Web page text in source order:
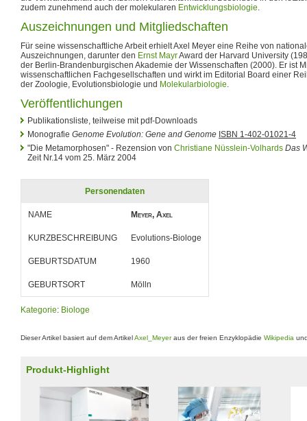
zudem zunehmend auch der molekularen Entwicklungsbiologie.
Auszeichnungen und Mitgliedschaften
Für seine wissenschaftliche Arbeit erhielt Axel Meyer eine Reihe von
Auszeichnungen, darunter den Ernst MayrAward der Harvard University
der Berlin-Brandenburgischen Akademie der Wissenschaften (2000). Er ist
wissenschaftlichen Fachgesellschaften und wirkt im Editorial Board einer
der Zoologie, Evolutionsbiologie und Molekularbiologie.
Veröffentlichungen
Publikationsliste, teilweise mit pdf-Downloads
Monografie Genome Evolution: Gene and Genome ISBN 1-402-01021-4
"Die Metamorphosen" - Rezension von Christiane Nüsslein-Volhards Das
Zeit Nr.14 vom 25. März 2004
Personendaten
NAME Meyer, Axel
KURZBESCHREIBUNG Evolutions-Biologe
GEBURTSDATUM 1960
GEBURTSORT Mölln
Kategorie: Biologe
Dieser Artikel basiert auf dem ArtikelAxel_Meyeraus der freien Enzyklopädie Wikipedia
Produkt-Highlight